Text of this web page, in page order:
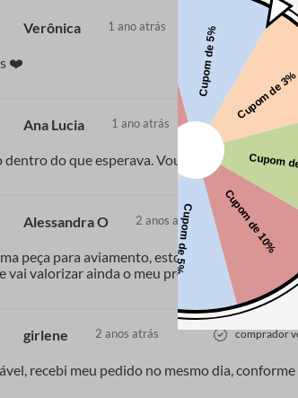
Verônica 1 ano atrás comprador
❤️
Ana Lucia 1 ano atrás
dentro do que esperava. Vou usar com
Alessandra O 2 anos atrás
peça para aviamento, estou usando para
vai valorizar ainda o meu produto final.
girlene 2 anos atrás comprador
recebi meu pedido no mesmo dia,